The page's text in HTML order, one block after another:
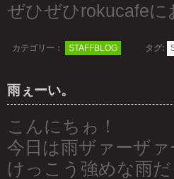
ぜひぜひrokucafeに
カテゴリー： STAFFBLOG タグ:
雨ぇーい。
こんにちゎ！
今日は雨ザァーザァ
けっこう強めな雨